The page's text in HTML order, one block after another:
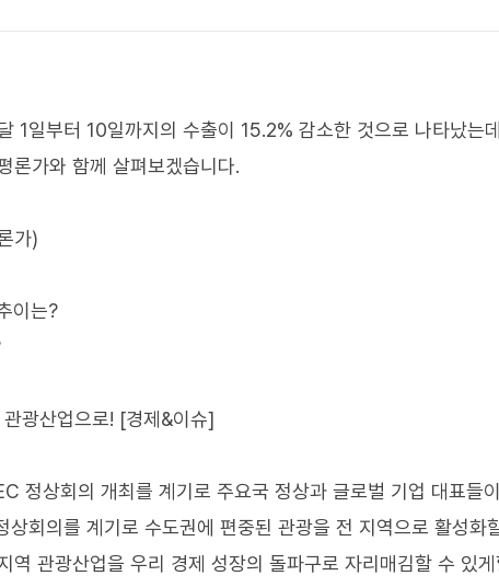
1일부터 10일까지의 수출이 15.2% 감소한 것으로 나타났는
론가와 함께 살펴보겠습니다.
가)
이는?
광산업으로! [경제&이슈]
정상회의 개최를 계기로 주요국 정상과 글로벌 기업 대표들
상회의를 계기로 수도권에 편중된 관광을 전 지역으로 활성화
역 관광산업을 우리 경제 성장의 돌파구로 자리매김할 수 있